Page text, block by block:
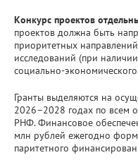
Конкурс проектов
проектов должна быть
приоритетных
исследований (при
социально-
Гранты выделяются на
2026–2028 годах по всем
РНФ. Финансовое
млн рублей ежегодно
паритетного